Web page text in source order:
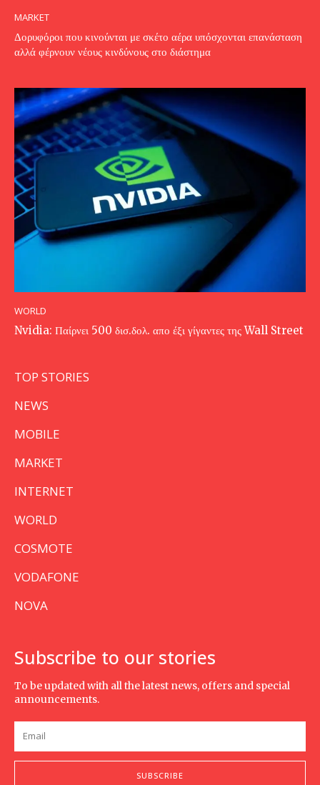
MARKET
Δορυφόροι που κινούνται με σκέτο αέρα υπόσχονται επανάσταση
αλλά φέρνουν νέους κινδύνους στο διάστημα
WORLD
Nvidia: Παίρνει 500 δισ.δολ. απο έξι γίγαντες της Wall Street
TOP STORIES
NEWS
MOBILE
MARKET
INTERNET
WORLD
COSMOTE
VODAFONE
NOVA
Subscribe to our stories
To be updated with all the latest news, offers and special
announcements.
SUBSCRIBE